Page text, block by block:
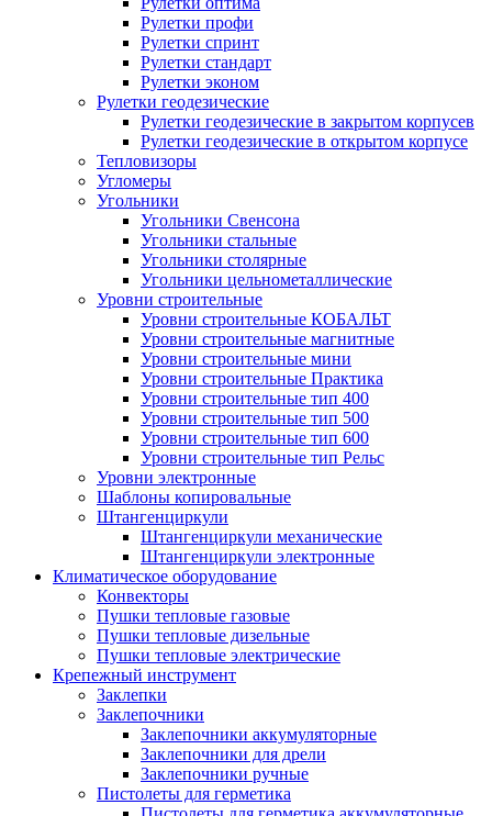
Рулетки профи
Рулетки спринт
Рулетки стандарт
Рулетки эконом
Рулетки геодезические
Рулетки геодезические в закрытом корпусев
Рулетки геодезические в открытом корпусе
Тепловизоры
Угломеры
Угольники
Угольники Свенсона
Угольники стальные
Угольники столярные
Угольники цельнометаллические
Уровни строительные
Уровни строительные КОБАЛЬТ
Уровни строительные магнитные
Уровни строительные мини
Уровни строительные Практика
Уровни строительные тип 400
Уровни строительные тип 500
Уровни строительные тип 600
Уровни строительные тип Рельс
Уровни электронные
Шаблоны копировальные
Штангенциркули
Штангенциркули механические
Штангенциркули электронные
Климатическое оборудование
Конвекторы
Пушки тепловые газовые
Пушки тепловые дизельные
Пушки тепловые электрические
Крепежный инструмент
Заклепки
Заклепочники
Заклепочники аккумуляторные
Заклепочники для дрели
Заклепочники ручные
Пистолеты для герметика